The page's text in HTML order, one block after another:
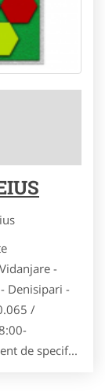
-
Denisipari -
/
de specif...